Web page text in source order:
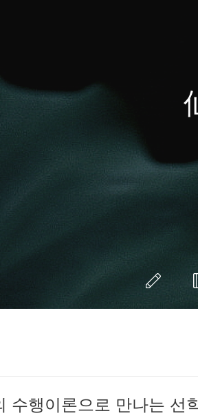
수행이론으로 만나는 선